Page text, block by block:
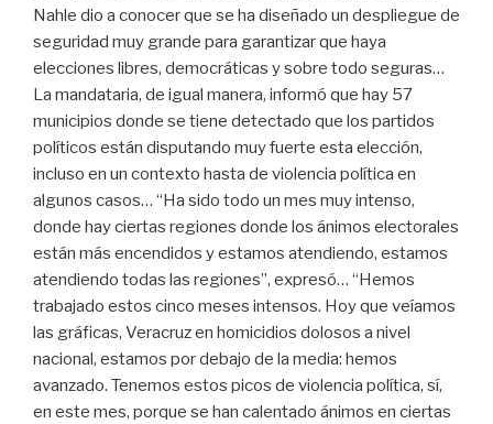
Nahle dio a conocer que se ha diseñado un despliegue de
seguridad muy grande para garantizar que haya
elecciones libres, democráticas y sobre todo seguras…
La mandataria, de igual manera, informó que hay 57
municipios donde se tiene detectado que los partidos
políticos están disputando muy fuerte esta elección,
incluso en un contexto hasta de violencia política en
algunos casos… “Ha sido todo un mes muy intenso,
donde hay ciertas regiones donde los ánimos electorales
están más encendidos y estamos atendiendo, estamos
atendiendo todas las regiones”, expresó… “Hemos
trabajado estos cinco meses intensos. Hoy que veíamos
las gráficas, Veracruz en homicidios dolosos a nivel
nacional, estamos por debajo de la media: hemos
avanzado. Tenemos estos picos de violencia política, sí,
en este mes, porque se han calentado ánimos en ciertas